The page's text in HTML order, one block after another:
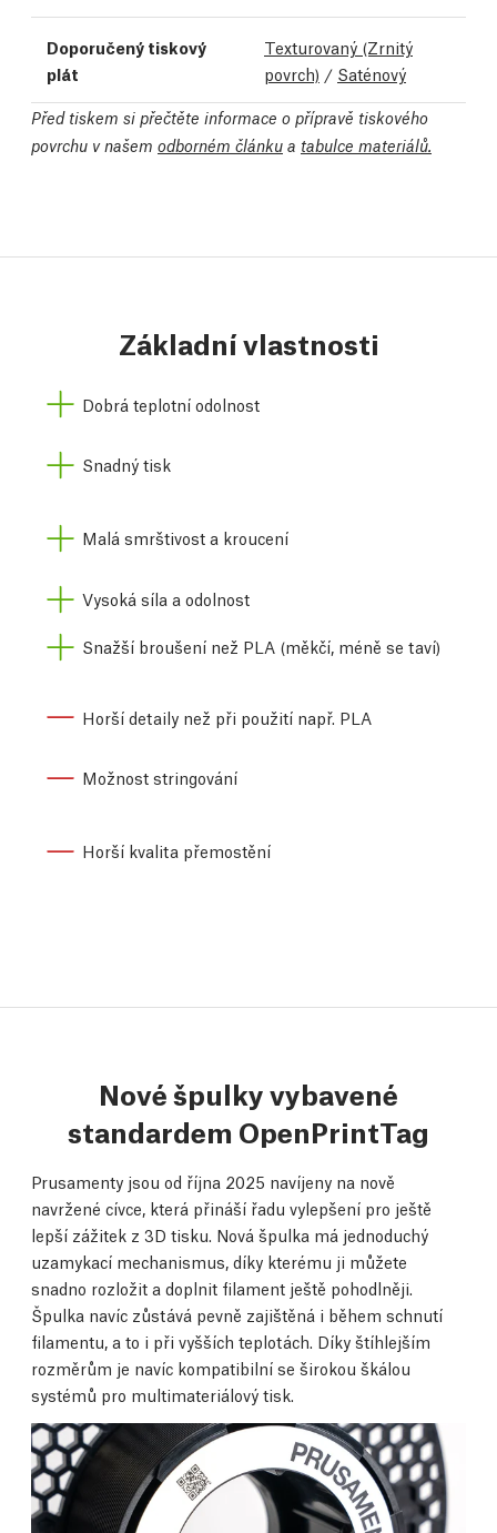
Doporučený tiskový
plát
Texturovaný (Zrnitý
povrch) / Saténový
Před tiskem si přečtěte informace o přípravě tiskového
povrchu v našem odborném článku a tabulce materiálů.
Základní vlastnosti
Dobrá teplotní odolnost
Snadný tisk
Malá smrštivost a kroucení
Vysoká síla a odolnost
Snažší broušení než PLA (měkčí, méně se taví)
Horší detaily než při použití např. PLA
Možnost stringování
Horší kvalita přemostění
Nové špulky vybavené
standardem OpenPrintTag
Prusamenty jsou od října 2025 navíjeny na nově
navržené cívce, která přináší řadu vylepšení pro ještě
lepší zážitek z 3D tisku. Nová špulka má jednoduchý
uzamykací mechanismus, díky kterému ji můžete
snadno rozložit a doplnit filament ještě pohodlněji.
Špulka navíc zůstává pevně zajištěná i během schnutí
filamentu, a to i při vyšších teplotách. Díky štíhlejším
rozměrům je navíc kompatibilní se širokou škálou
systémů pro multimateriálový tisk.